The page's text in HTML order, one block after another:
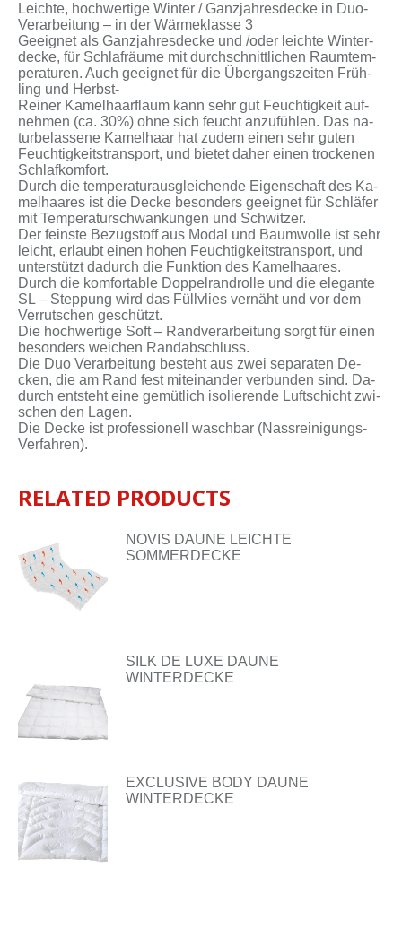
Leich­te, hoch­wer­ti­ge Win­ter / Ganz­jah­res­de­cke in Duo-
Verarbeitung – in der Wär­me­klas­se 3
Ge­eig­net als Ganz­jah­res­de­cke und /oder leich­te Win­ter­
de­cke, für Schlaf­räu­me mit durch­schnitt­li­chen Raum­tem­
pe­ra­tu­ren. Auch ge­eig­net für die Über­gangs­zei­ten Früh­
ling und Herbst-
Rei­ner Ka­mel­haar­flaum kann sehr gut Feuch­tig­keit auf­
neh­men (ca. 30%) oh­ne sich feucht an­zu­füh­len. Das na­
tur­be­las­se­ne Ka­mel­haar hat zu­dem ei­nen sehr gu­ten
Feuch­tig­keits­trans­port, und bie­tet da­her ei­nen tro­cke­nen
Schlaf­kom­fort.
Durch die tem­pe­ra­tur­aus­glei­chen­de Ei­gen­schaft des Ka­
mel­haa­res ist die De­cke be­son­ders ge­eig­net für Schlä­fer
mit Tem­pe­ra­tur­schwan­kun­gen und Schwit­zer.
Der feins­te Be­zug­stoff aus Mo­dal und Baum­wol­le ist sehr
leicht, er­laubt ei­nen ho­hen Feuch­tig­keits­trans­port, und
un­ter­stützt da­durch die Funk­ti­on des Ka­mel­haa­res.
Durch die kom­for­ta­ble Dop­pel­rand­rol­le und die ele­gan­te
SL – Step­pung wird das Füll­vlies ver­näht und vor dem
Ver­rut­schen ge­schützt.
Die hoch­wer­ti­ge Soft – Rand­ver­ar­bei­tung sorgt für ei­nen
be­son­ders wei­chen Rand­ab­schluss.
Die Duo Ver­ar­bei­tung be­steht aus zwei se­pa­ra­ten De­
cken, die am Rand fest mit­ein­an­der ver­bun­den sind. Da­
durch ent­steht ei­ne ge­müt­lich iso­lie­ren­de Luft­schicht zwi­
schen den La­gen.
Die De­cke ist pro­fes­sio­nell wasch­bar (Nassreinigungs-
Verfahren).
RELATED PRODUCTS
NOVIS DAUNE LEICHTE
SOMMERDECKE
SILK DE LUXE DAUNE
WINTERDECKE
EXCLUSIVE BODY DAUNE
WINTERDECKE